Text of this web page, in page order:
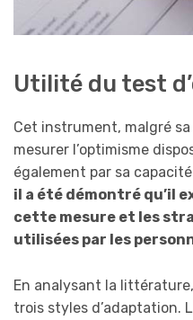
Utilité du test
Cet instrument, malgré
mesurer l’optimisme
également par sa
il a été démontré qu’il
cette mesure et les
utilisées par les
En analysant la
trois styles d’adaptation.